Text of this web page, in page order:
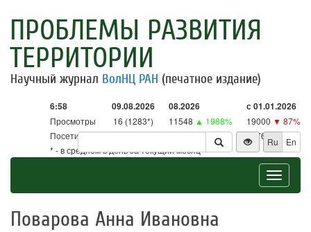
ПРОБЛЕМЫ РАЗВИТИЯ
ТЕРРИТОРИИ
Научный журнал ВолНЦ РАН (печатное издание)
6:58 09.08.2026 08.2026 с 01.01.2026
Просмотры 16 (1283*) 11548 ▲ 1988% 19000 ▼ 87%
Посетители
16 (1259*) 11332▲ 2657% 18761▼ 86%
* - в среднем в день за текущий месяц
Ru En
Toggle
Поварова Анна Ивановна